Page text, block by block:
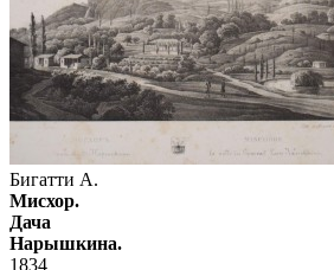
Бигатти А.
Мисхор.
Дача
Нарышкина.
1834